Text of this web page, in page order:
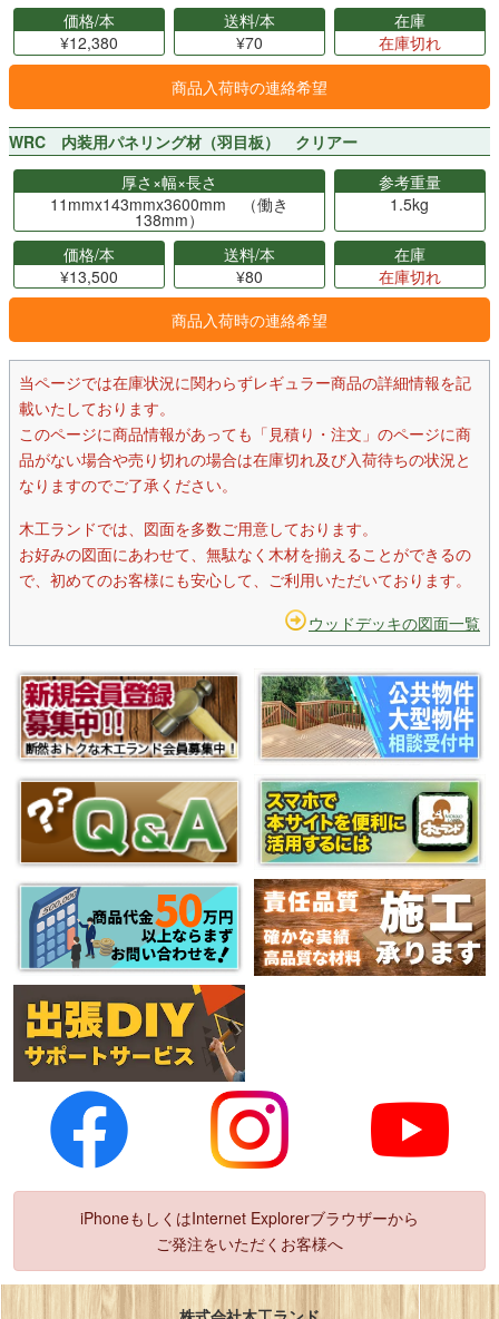
価格/本
¥12,380
送料/本
¥70
在庫
在庫切れ
商品入荷時の連絡希望
WRC 内装用パネリング材（羽目板） クリアー
厚さ×幅×長さ
11mmx143mmx3600mm （働き
138mm）
参考重量
1.5kg
価格/本
¥13,500
送料/本
¥80
在庫
在庫切れ
商品入荷時の連絡希望
当ページでは在庫状況に関わらずレギュラー商品の詳細情報を記
載いたしております。
このページに商品情報があっても「見積り・注文」のページに商
品がない場合や売り切れの場合は在庫切れ及び入荷待ちの状況と
なりますのでご了承ください。
木工ランドでは、図面を多数ご用意しております。
お好みの図面にあわせて、無駄なく木材を揃えることができるの
で、初めてのお客様にも安心して、ご利用いただいております。
ウッドデッキの図面一覧
iPhoneもしくはInternet Explorerブラウザーから
ご発注をいただくお客様へ